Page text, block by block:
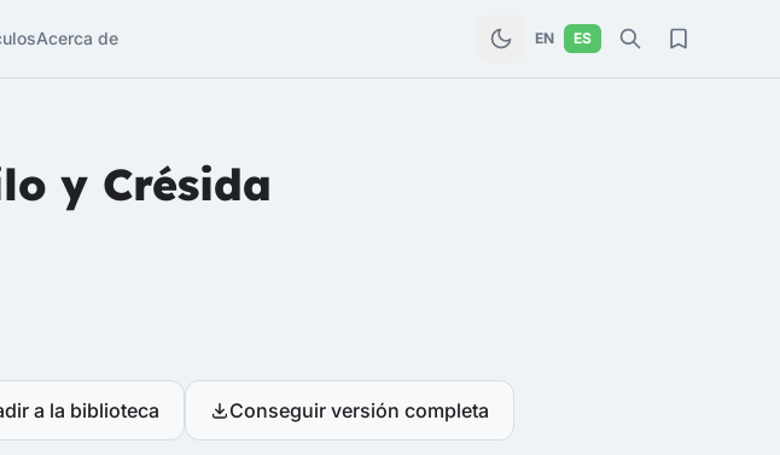
Acerca de EN ES
y Crésida
a la biblioteca Conseguir versión completa